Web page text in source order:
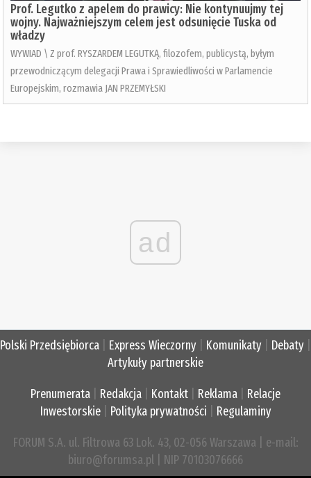
Prof. Legutko z apelem do prawicy: Nie kontynuujmy tej
wojny. Najważniejszym celem jest odsunięcie Tuska od
władzy
WYWIAD \ Z prof. RYSZARDEM LEGUTKĄ, filozofem, publicystą, byłym
przewodniczącym delegacji Prawa i Sprawiedliwości w Parlamencie
Europejskim, rozmawia JAN PRZEMYŁSKI
ad
Polski Przedsiębiorca Express Wieczorny Komunikaty Debaty
Artykuły partnerskie
Prenumerata Redakcja Kontakt Reklama
Relacje
Inwestorskie| Polityka prywatności Regulaminy
FORUM S.A. ul. Filtrowa 63 Lok. 43, 02-056 Warszawa | e-mail:
biuro@forumsa.pl | NIP 70103076666